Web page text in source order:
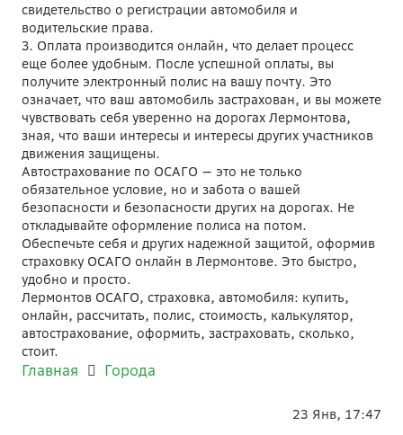
свидетельство о регистрации автомобиля и
водительские права.
3. Оплата производится онлайн, что делает процесс
еще более удобным. После успешной оплаты, вы
получите электронный полис на вашу почту. Это
означает, что ваш автомобиль застрахован, и вы можете
чувствовать себя уверенно на дорогах Лермонтова,
зная, что ваши интересы и интересы других участников
движения защищены.
Автострахование по ОСАГО — это не только
обязательное условие, но и забота о вашей
безопасности и безопасности других на дорогах. Не
откладывайте оформление полиса на потом.
Обеспечьте себя и других надежной защитой, оформив
страховку ОСАГО онлайн в Лермонтове. Это быстро,
удобно и просто.
Лермонтов ОСАГО, страховка, автомобиля: купить,
онлайн, рассчитать, полис, стоимость, калькулятор,
автострахование, оформить, застраховать, сколько,
стоит.
Главная Города
23 Янв, 17:47